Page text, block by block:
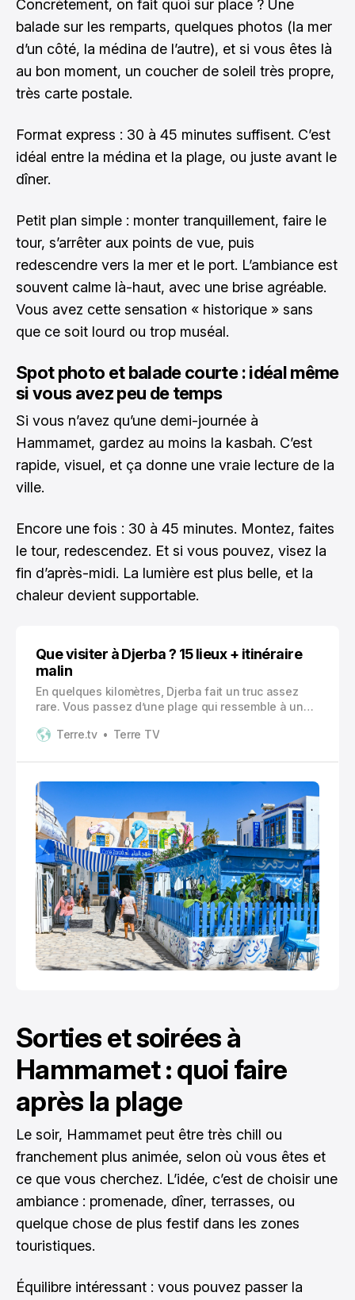
Concrètement, on fait quoi sur place ? Une
balade sur les remparts, quelques photos (la mer
d’un côté, la médina de l’autre), et si vous êtes là
au bon moment, un coucher de soleil très propre,
très carte postale.
Format express : 30 à 45 minutes suffisent. C’est
idéal entre la médina et la plage, ou juste avant le
dîner.
Petit plan simple : monter tranquillement, faire le
tour, s’arrêter aux points de vue, puis
redescendre vers la mer et le port. L’ambiance est
souvent calme là-haut, avec une brise agréable.
Vous avez cette sensation « historique » sans
que ce soit lourd ou trop muséal.
Spot photo et balade courte : idéal même
si vous avez peu de temps
Si vous n’avez qu’une demi-journée à
Hammamet, gardez au moins la kasbah. C’est
rapide, visuel, et ça donne une vraie lecture de la
ville.
Encore une fois : 30 à 45 minutes. Montez, faites
le tour, redescendez. Et si vous pouvez, visez la
fin d’après-midi. La lumière est plus belle, et la
chaleur devient supportable.
Que visiter à Djerba ? 15 lieux + itinéraire
malin
En quelques kilomètres, Djerba fait un truc assez
rare. Vous passez d’une plage qui ressemble à une
immobile.
Terre.tv Terre TV
Sorties et soirées à
Hammamet : quoi faire
après la plage
Le soir, Hammamet peut être très chill ou
franchement plus animée, selon où vous êtes et
ce que vous cherchez. L’idée, c’est de choisir une
ambiance : promenade, dîner, terrasses, ou
quelque chose de plus festif dans les zones
touristiques.
Équilibre intéressant : vous pouvez passer la